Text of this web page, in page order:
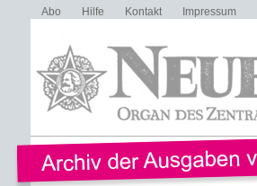
Abo Hilfe Kontakt Impressum